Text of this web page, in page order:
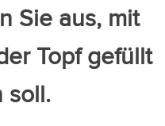
Sie aus, mit
Topf gefüllt
soll.